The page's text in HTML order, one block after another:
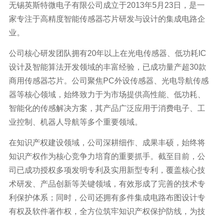
无锡英斯特微电子有限公司成立于2013年5月23日，是一
家专注于高精度智能传感器芯片研发与设计的集成电路企
业。
公司核心研发团队拥有20年以上在光电传感器、低功耗IC
设计及智能算法开发领域的丰富经验，已成功量产超30款
商用传感器芯片。公司聚焦PC外设传感器、光电导航传感
器等核心领域，始终致力于为市场提供高性能、低功耗、
智能化的传感解决方案，其产品广泛应用于消费电子、工
业控制、机器人导航等多个重要领域。
在知识产权建设领域，公司深耕细作、成果丰硕，始终将
知识产权作为核心竞争力培育的重要抓手。截至目前，公
司已成功授权多项发明专利及实用新型专利，覆盖核心技
术研发、产品创新等关键领域，有效形成了完善的技术专
利保护体系；同时，公司还拥有多件集成电路布图设计专
有权及软件著作权，全方位筑牢知识产权保护防线，为技